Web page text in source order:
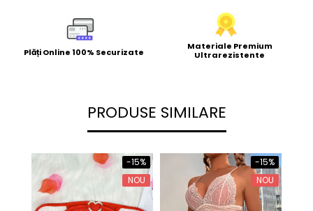
Plăți Online 100% Securizate
Materiale Premium
Ultrarezistente
PRODUSE SIMILARE
-15%
NOU
-15%
NOU